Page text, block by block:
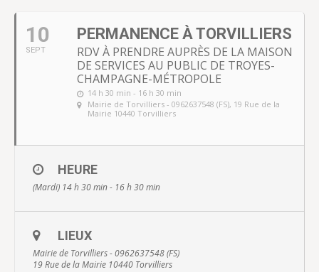
10
SEPT
PERMANENCE À TORVILLIERS
RDV À PRENDRE AUPRÈS DE LA MAISON
DE SERVICES AU PUBLIC DE TROYES-
CHAMPAGNE-MÉTROPOLE
14 h 30 min - 16 h 30 min
Mairie de Torvilliers - 0962637548 (FS), 19 Rue de la
Mairie 10440 Torvilliers
HEURE
(Mardi) 14 h 30 min - 16 h 30 min
LIEUX
Mairie de Torvilliers - 0962637548 (FS)
19 Rue de la Mairie 10440 Torvilliers